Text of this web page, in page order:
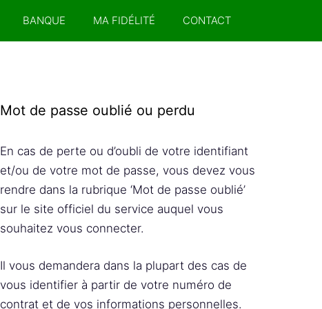
BANQUE MA FIDÉLITÉ CONTACT
Mot de passe oublié ou perdu
En cas de perte ou d’oubli de votre identifiant
et/ou de votre mot de passe, vous devez vous
rendre dans la rubrique ‘Mot de passe oublié’
sur le site officiel du service auquel vous
souhaitez vous connecter.
Il vous demandera dans la plupart des cas de
vous identifier à partir de votre numéro de
contrat et de vos informations personnelles.